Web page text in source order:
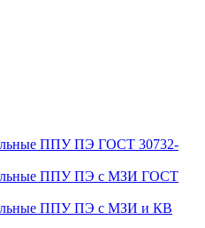
ППУ ПЭ ГОСТ 30732-
ППУ ПЭ с МЗИ ГОСТ
ППУ ПЭ с МЗИ и КВ